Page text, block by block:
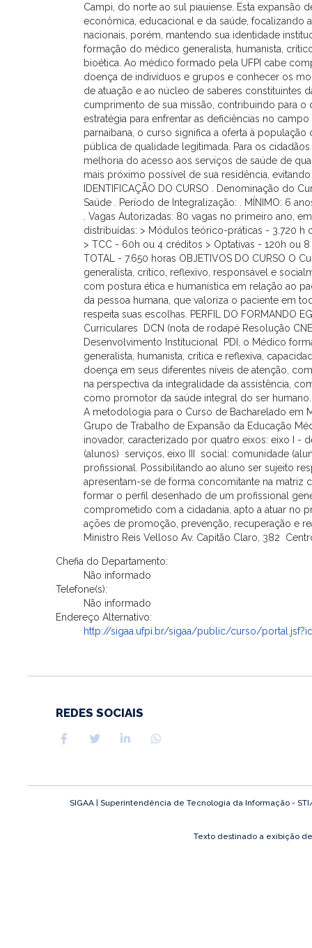
Campi, do norte ao sul piauiense. Esta expansão
econômica, educacional e da saúde, focalizando
nacionais, porém, mantendo sua identidade
formação do médico generalista, humanista,
bioética. Ao médico formado pela UFPI cabe
doença de indivíduos e grupos e conhecer os
de atuação e ao núcleo de saberes constituintes
cumprimento de sua missão, contribuindo para
estratégia para enfrentar as deficiências no
parnaibana, o curso significa a oferta à
pública de qualidade legitimada. Para os
melhoria do acesso aos serviços de saúde de
mais próximo possível de sua residência,
IDENTIFICAÇÃO DO CURSO . Denominação do
Saúde . Período de Integralização: . MÍNIMO: 6
. Vagas Autorizadas: 80 vagas no primeiro ano,
distribuídas: > Módulos teórico-práticas - 3.720
> TCC - 60h ou 4 créditos > Optativas - 120h ou
TOTAL - 7.650 horas OBJETIVOS DO CURSO
generalista, crítico, reflexivo, responsável e
com postura ética e humanística em relação ao
da pessoa humana, que valoriza o paciente em
respeita suas escolhas. PERFIL DO FORMANDO
Curriculares  DCN (nota de rodapé Resolução
Desenvolvimento Institucional  PDI, o Médico
generalista, humanista, crítica e reflexiva,
doença em seus diferentes níveis de atenção,
na perspectiva da integralidade da assistência,
como promotor da saúde integral do ser humano.
A metodologia para o Curso de Bacharelado em
Grupo de Trabalho de Expansão da Educação
inovador, caracterizado por quatro eixos: eixo I -
(alunos)  serviços, eixo III  social: comunidade
profissional. Possibilitando ao aluno ser sujeito
apresentam-se de forma concomitante na
formar o perfil desenhado de um profissional
comprometido com a cidadania, apto a atuar no
ações de promoção, prevenção, recuperação e
Ministro Reis Velloso Av. Capitão Claro, 382 
Chefia do Departamento:
Não informado
Telefone(s):
Não informado
Endereço Alternativo:
http://sigaa.ufpi.br/sigaa/public/curso/
REDES SOCIAIS
SIGAA | Superintendência de Tecnologia da Informação -
Texto destinado a exibição